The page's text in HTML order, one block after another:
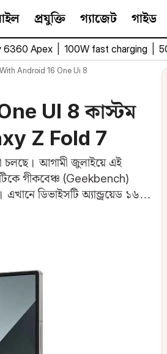
প্রযুক্তি গ্যাজেট গাইড
6360 Apex 100W fast charging
Android 16 One Ui 8
UI 8 কাস্টম
Z Fold 7
চলছে। আগামী জুলাইয়ে এই
গীকবেঞ্চ (Geekbench)
ডিভাইসটি অ্যান্ড্রয়েড ১৬